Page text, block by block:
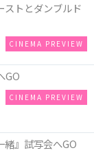
ストとダンブルド
CINEMA PREVIEW
GO
CINEMA PREVIEW
緒』試写会へGO